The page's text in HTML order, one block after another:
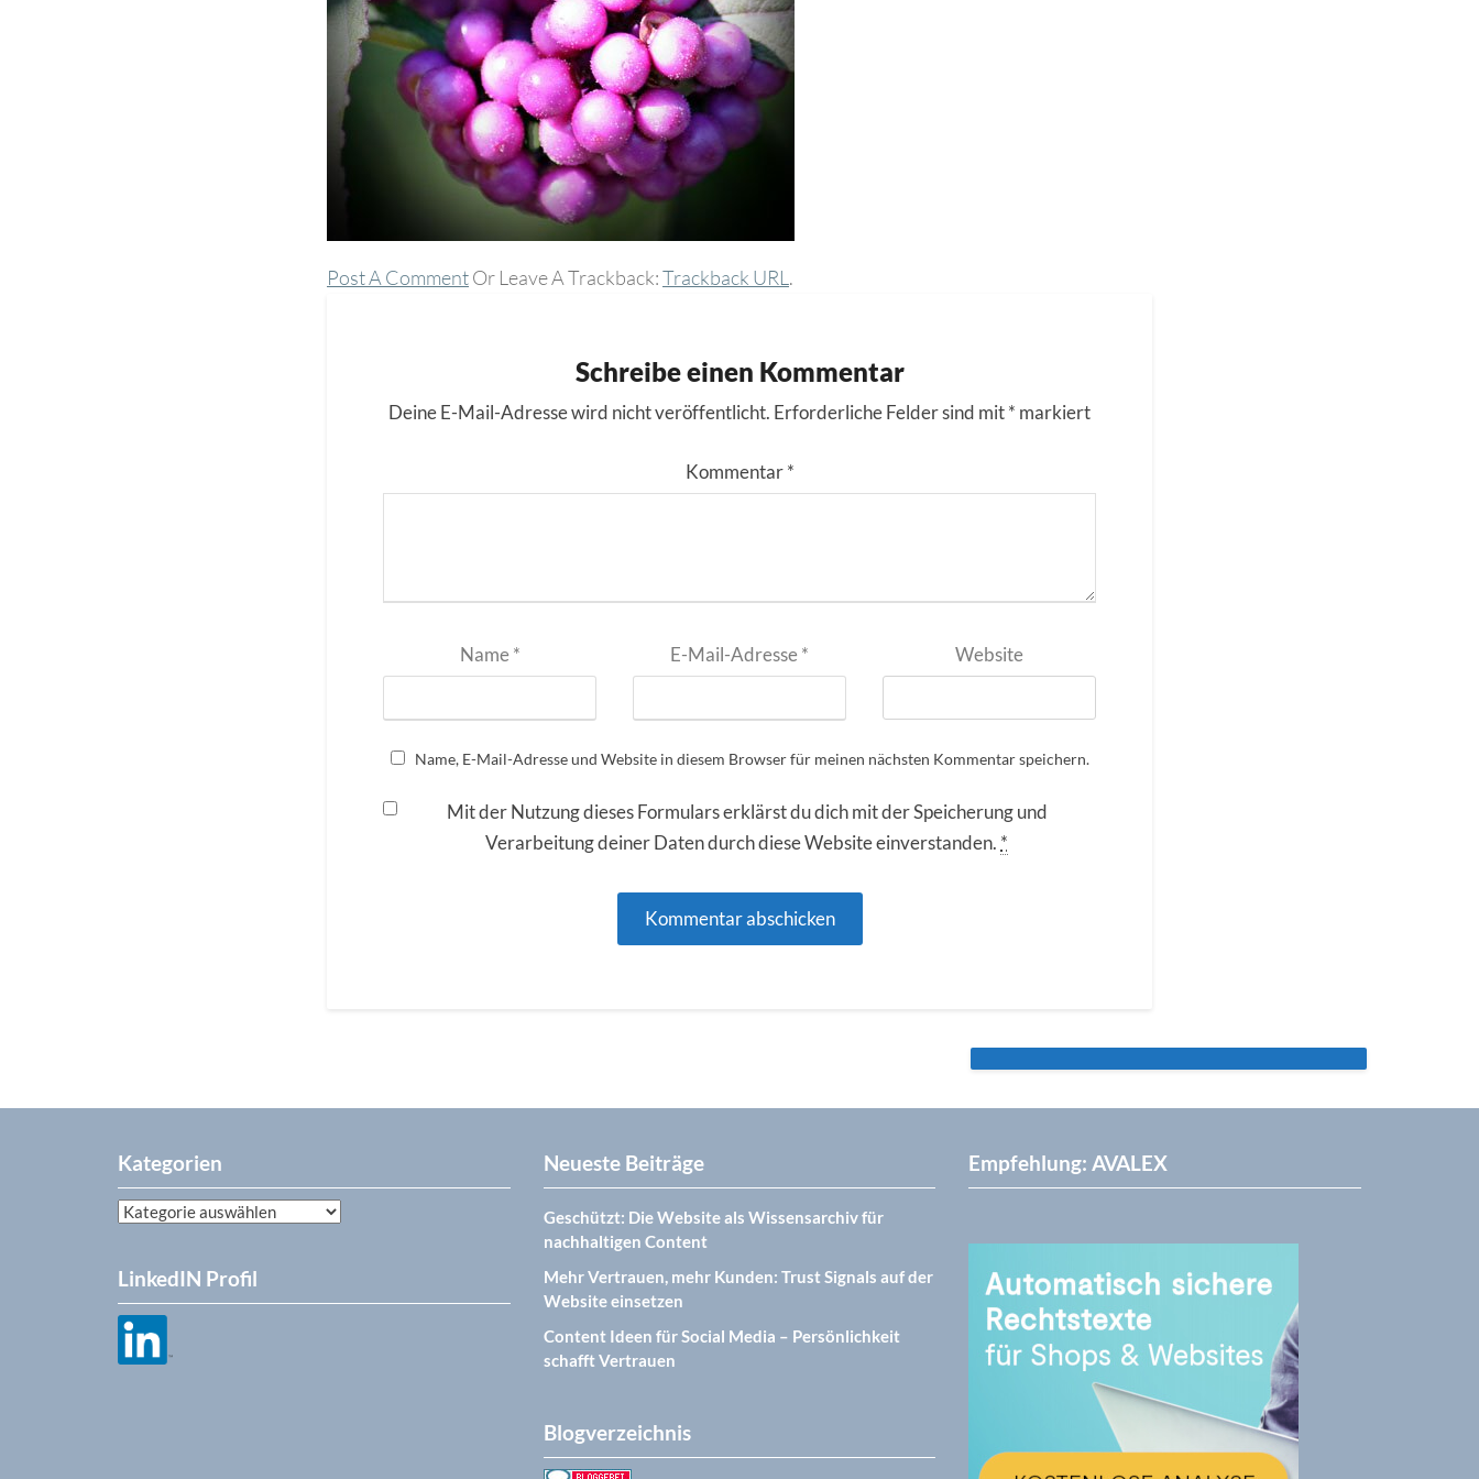
Post A CommentOr Leave A Trackback:Trackback URL .
Schreibe einen Kommentar
Deine E-Mail-Adresse wird nicht veröffentlicht. Erforderliche Felder sind mit* markiert
Kommentar*
Name* E-Mail-Adresse* Website
Name, E-Mail-Adresse und Website in diesem Browser für meinen nächsten Kommentar speichern.
Mit der Nutzung dieses Formulars erklärst du dich mit der Speicherung und
Verarbeitung deiner Daten durch diese Website einverstanden. *
Kategorien
Kategorien
LinkedIN Profil
Neueste Beiträge
Geschützt: Die Website als Wissensarchiv für
nachhaltigen Content
Mehr Vertrauen, mehr Kunden: Trust Signals auf der
Website einsetzen
Content Ideen für Social Media – Persönlichkeit
schafft Vertrauen
Blogverzeichnis
Empfehlung: AVALEX